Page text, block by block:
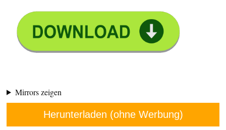
Mirrors zeigen
Herunterladen (ohne Werbung)